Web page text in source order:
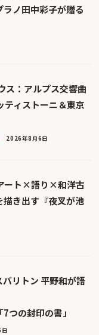
ノ田中彩子が贈る
ス：アルプス交響曲
ティストーニ＆東京
2026年8月6日
ート×語り×和洋古
き出す『夜叉が池
リトン 平野和が語
つの封印の書」